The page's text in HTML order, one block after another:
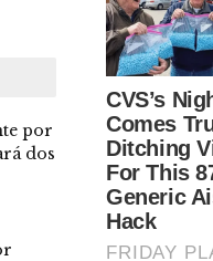
por
dos